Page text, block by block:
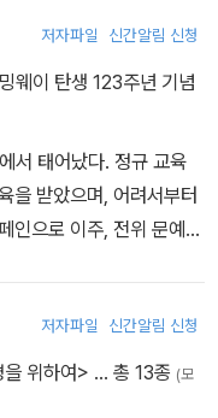
저자파일 신간알림 신청
웨이 탄생 123주년 기념
서 태어났다. 정규 교육
을 받았으며, 어려서부터
인으로 이주, 전위 문예
문예지 《남부(sur)》를
왔다. 한편 아버지의 죽
활 과정에서 새로운 형
저자파일 신간알림 신청
위하여> … 총 13종 (모